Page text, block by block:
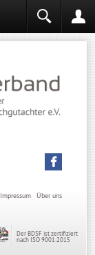
Über uns
Impressum
Der BDSF ist zertifiziert
nach ISO 9001:2015